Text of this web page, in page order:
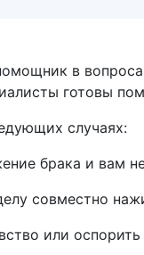
в
готовы
случаях:
брака и вам
совместно
или оспорить